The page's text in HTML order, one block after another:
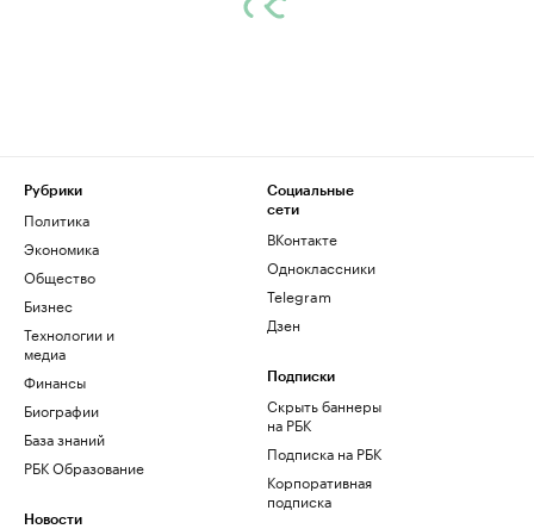
Рубрики
Политика
Экономика
Общество
Бизнес
Технологии и
медиа
Финансы
Биографии
База знаний
РБК Образование
Новости
Социальные
сети
ВКонтакте
Одноклассники
Telegram
Дзен
Подписки
Скрыть баннеры
на РБК
Подписка на РБК
Корпоративная
подписка